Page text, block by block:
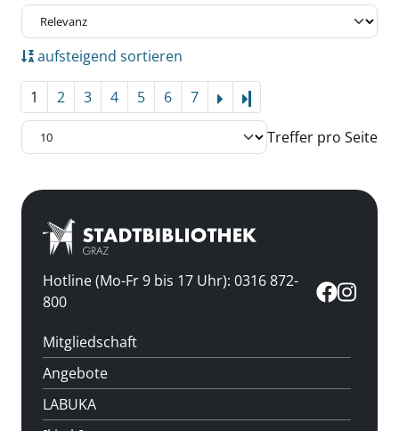
aufsteigend sortieren
1 2 3 4 5 6 7
Treffer pro Seite
Hotline (Mo-Fr 9 bis 17 Uhr): 0316 872-
800
Mitgliedschaft
Angebote
LABUKA